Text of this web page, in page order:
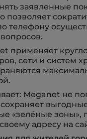
заявленные
телефону
применяет
сети и
Meganet не
«зелёные
адресу на